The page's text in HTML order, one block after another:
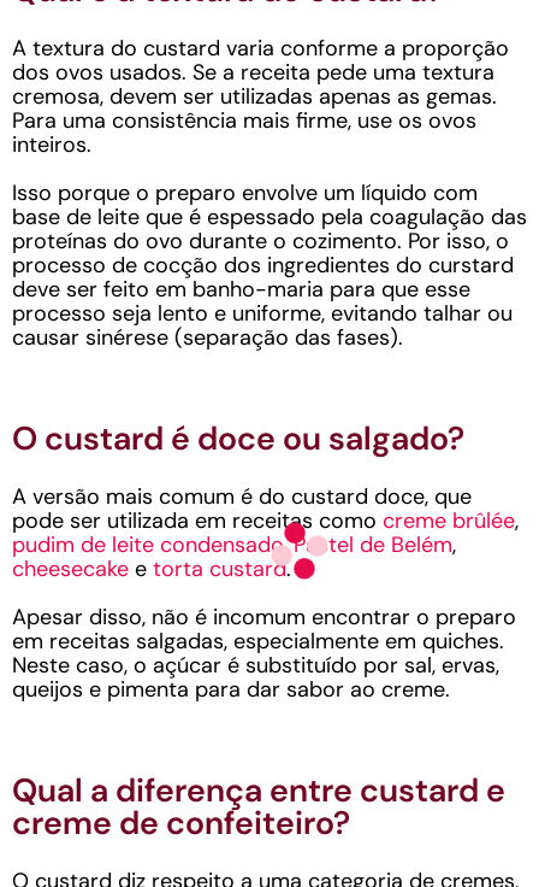
A textura do custard varia conforme a proporção
dos ovos usados. Se a receita pede uma textura
cremosa, devem ser utilizadas apenas as gemas.
Para uma consistência mais firme, use os ovos
inteiros.
Isso porque o preparo envolve um líquido com
base de leite que é espessado pela coagulação das
proteínas do ovo durante o cozimento. Por isso, o
processo de cocção dos ingredientes do curstard
deve ser feito em banho-maria para que esse
processo seja lento e uniforme, evitando talhar ou
causar sinérese (separação das fases).
O custard é doce ou salgado?
A versão mais comum é do custard doce, que
pode ser utilizada em receitas como creme brûlée,
pudim de leite condensado,Pastel de Belém,
cheesecake e torta custard.
Apesar disso, não é incomum encontrar o preparo
em receitas salgadas, especialmente em quiches.
Neste caso, o açúcar é substituído por sal, ervas,
queijos e pimenta para dar sabor ao creme.
Qual a diferença entre custard e
creme de confeiteiro?
O custard diz respeito a uma categoria de cremes,